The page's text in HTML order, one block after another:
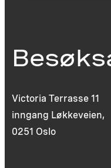
Victoria Terrasse 11
inngang Løkkeveien,
0251 Oslo